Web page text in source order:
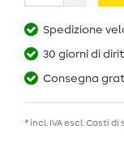
Spedizione
30 giorni di
Consegna
* incl. IVA escl. Costi di